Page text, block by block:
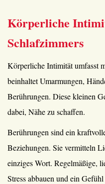
Körperliche
Schlafzimmers
Körperliche Intimität umfasst
beinhaltet Umarmungen,
Berührungen. Diese kleinen
dabei, Nähe zu schaffen.
Berührungen sind ein
Beziehungen. Sie vermitteln
einziges Wort. Regelmäßige,
Stress abbauen und ein